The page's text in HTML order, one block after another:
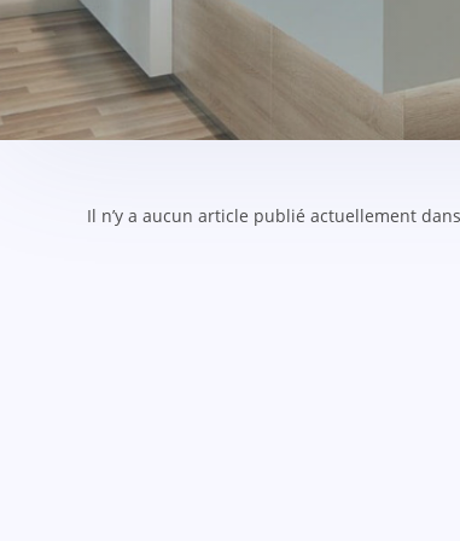
Il n’y a aucun article publié actuellement